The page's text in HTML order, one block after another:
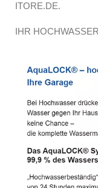
ITORE.DE.
IHR